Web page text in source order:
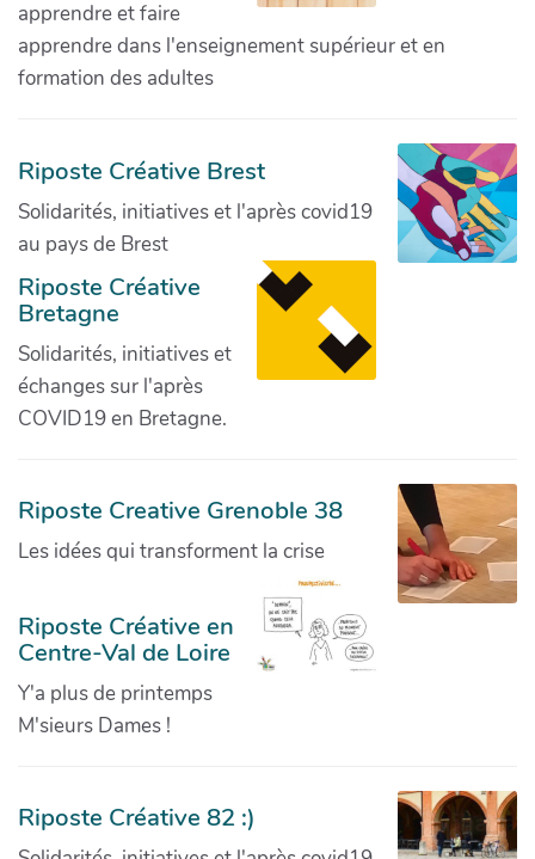
apprendre et faire
apprendre dans l'enseignement supérieur et en
formation des adultes
Riposte Créative Brest
Solidarités, initiatives et l'après covid19
au pays de Brest
Riposte Créative
Bretagne
Solidarités, initiatives et
échanges sur l'après
COVID19 en Bretagne.
Riposte Creative Grenoble 38
Les idées qui transforment la crise
Riposte Créative en
Centre-Val de Loire
Y'a plus de printemps
M'sieurs Dames !
Riposte Créative 82 :)